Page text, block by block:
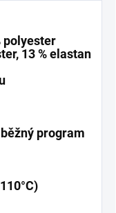
polyester
13 % elastan
program